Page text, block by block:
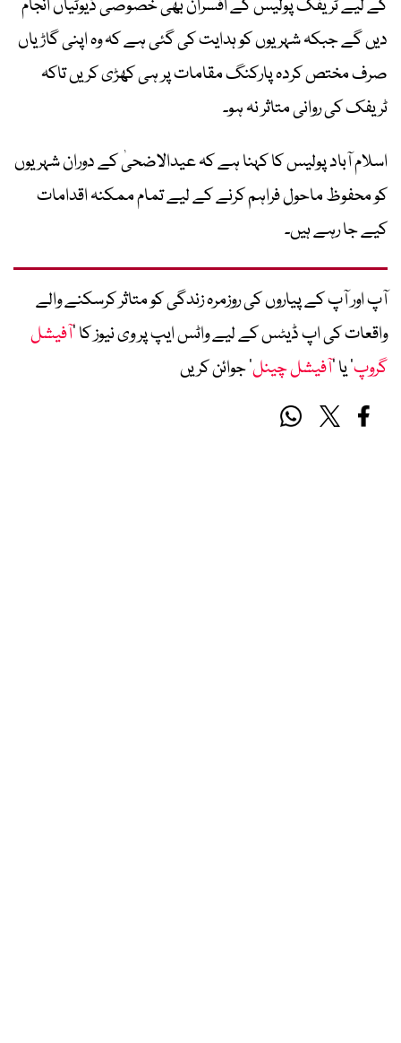
کے لیے ٹریفک پولیس کے افسران بھی خصوصی ڈیوٹیاں انجام
دیں گے جبکہ شہریوں کو ہدایت کی گئی ہے کہ وہ اپنی گاڑیاں
صرف مختص کردہ پارکنگ مقامات پر ہی کھڑی کریں تاکہ
ٹریفک کی روانی متاثر نہ ہو۔
اسلام آباد پولیس کا کہنا ہے کہ عیدالاضحیٰ کے دوران شہریوں
کو محفوظ ماحول فراہم کرنے کے لیے تمام ممکنہ اقدامات
کیے جا رہے ہیں۔
آپ اور آپ کے پیاروں کی روزمرہ زندگی کو متاثر کرسکنے والے
واقعات کی اپ ڈیٹس کے لیے واٹس ایپ پر وی نیوز کا ’آفیشل
گروپ‘ یا ’آفیشل چینل‘ جوائن کریں